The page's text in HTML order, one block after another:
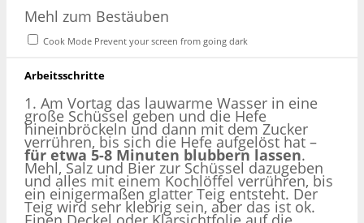
Mehl zum Bestäuben
Cook Mode Prevent your screen from going dark
Arbeitsschritte
1. Am Vortag das lauwarme Wasser in eine
große Schüssel geben und die Hefe
hineinbröckeln und dann mit dem Zucker
verrühren, bis sich die Hefe aufgelöst hat –
für etwa 5-8 Minuten blubbern lassen.
Mehl, Salz und Bier zur Schüssel dazugeben
und alles mit einem Kochlöffel verrühren, bis
ein einigermaßen glatter Teig entsteht. Der
Teig wird sehr klebrig sein, aber das ist ok.